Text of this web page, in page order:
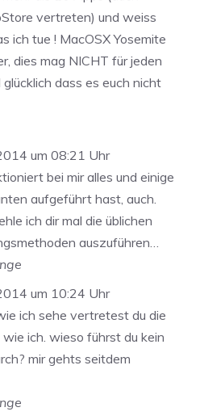
vertreten) und weiss
ich tue ! MacOSX Yosemite
dies mag NICHT für jeden
dass es euch nicht
um 08:21 Uhr
bei mir alles und einige
aufgeführt hast, auch.
ich dir mal die üblichen
auszuführen…
um 10:24 Uhr
ich sehe vertretest du die
ich. wieso führst du kein
mir gehts seitdem